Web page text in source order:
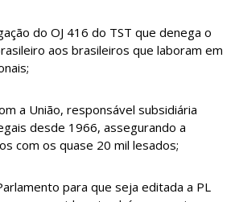
do OJ 416 do TST que denega o
aos brasileiros que laboram em
a União, responsável subsidiária
desde 1966, assegurando a
com os quase 20 mil lesados;
para que seja editada a PL